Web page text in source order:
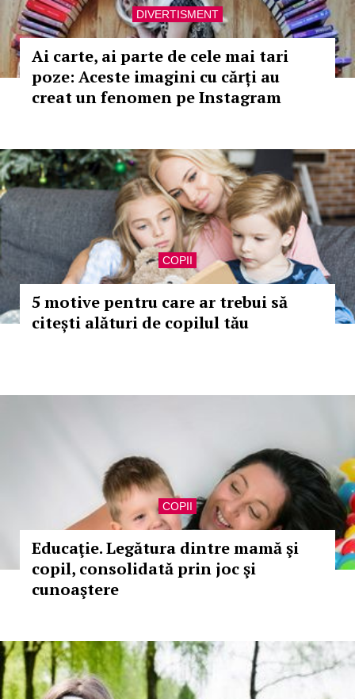
DIVERTISMENT
Ai carte, ai parte de cele mai tari
poze: Aceste imagini cu cărți au
creat un fenomen pe Instagram
COPII
5 motive pentru care ar trebui să
citești alături de copilul tău
COPII
Educaţie. Legătura dintre mamă şi
copil, consolidată prin joc şi
cunoaştere